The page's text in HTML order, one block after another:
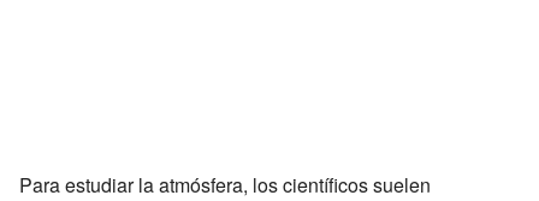
Para estudiar la atmósfera, los científicos suelen